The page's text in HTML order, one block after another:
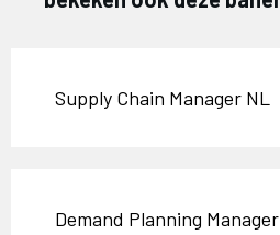
Supply Chain Manager NL
Demand Planning Manager